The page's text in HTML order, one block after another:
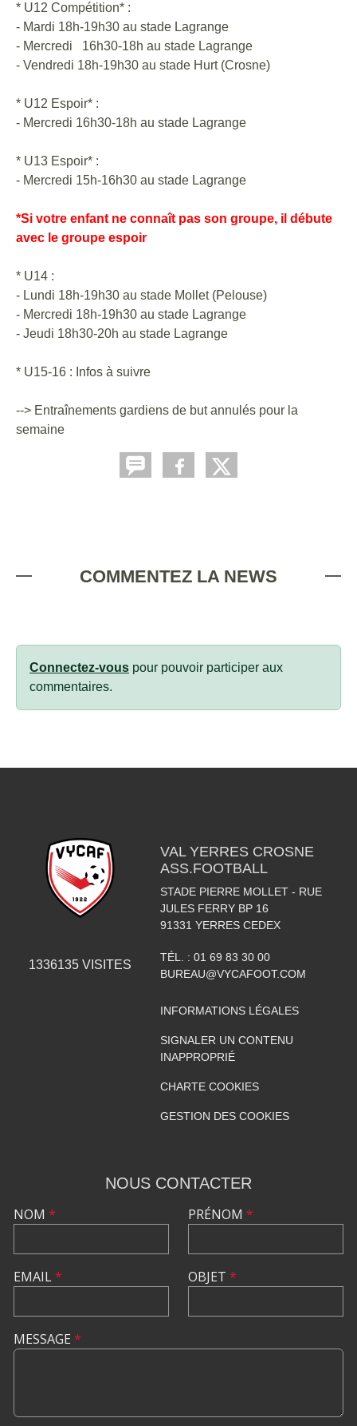
* U12 Compétition* :
- Mardi 18h-19h30 au stade Lagrange
- Mercredi 16h30-18h au stade Lagrange
- Vendredi 18h-19h30 au stade Hurt (Crosne)
* U12 Espoir* :
- Mercredi 16h30-18h au stade Lagrange
* U13 Espoir* :
- Mercredi 15h-16h30 au stade Lagrange
*Si votre enfant ne connaît pas son groupe, il débute
avec le groupe espoir
* U14 :
- Lundi 18h-19h30 au stade Mollet (Pelouse)
- Mercredi 18h-19h30 au stade Lagrange
- Jeudi 18h30-20h au stade Lagrange
* U15-16 : Infos à suivre
--> Entraînements gardiens de but annulés pour la
semaine
COMMENTEZ LA NEWS
Connectez-vous pour pouvoir participer aux
commentaires.
1336135VISITES
VAL YERRES CROSNE
ASS.FOOTBALL
STADE PIERRE MOLLET - RUE
JULES FERRY BP 16
91331 YERRES CEDEX
TÉL. : 01 69 83 30 00
BUREAU@VYCAFOOT.COM
INFORMATIONS LÉGALES
SIGNALER UN CONTENU
INAPPROPRIÉ
CHARTE COOKIES
GESTION DES COOKIES
NOUS CONTACTER
NOM *
EMAIL*
PRÉNOM *
OBJET *
MESSAGE *